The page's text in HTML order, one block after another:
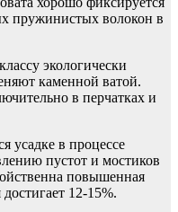
пружинистых волокон в
экологически
каменной ватой.
в перчатках и
усадке в процессе
пустот и мостиков
повышенная
12-15%.